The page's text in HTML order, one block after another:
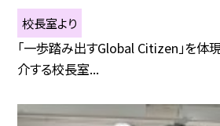
校長室より
「一歩踏み出すGlobal Citizen」を体
介する校長室...